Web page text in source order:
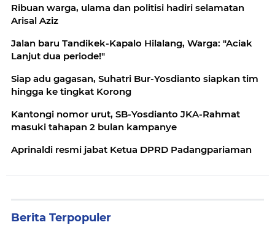
Ribuan warga, ulama dan politisi hadiri selamatan
Arisal Aziz
Jalan baru Tandikek-Kapalo Hilalang, Warga: "Aciak
Lanjut dua periode!"
Siap adu gagasan, Suhatri Bur-Yosdianto siapkan tim
hingga ke tingkat Korong
Kantongi nomor urut, SB-Yosdianto JKA-Rahmat
masuki tahapan 2 bulan kampanye
Aprinaldi resmi jabat Ketua DPRD Padangpariaman
Berita Terpopuler